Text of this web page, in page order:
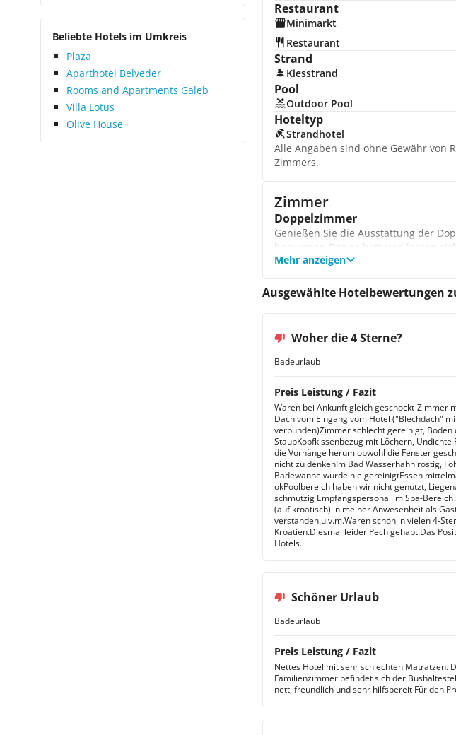
Beliebte Hotels im Umkreis
Plaza
Aparthotel Belveder
Rooms and Apartments Galeb
Villa Lotus
Olive House
Restaurant
Minimarkt
Restaurant
Strand
Kiesstrand
Pool
Outdoor Pool
Hoteltyp
Strandhotel
Alle Angaben sind ohne Gewähr von
Zimmers.
Zimmer
Doppelzimmer
Genießen Sie die Ausstattung der
bequemen Doppelbett und lassen
Familienzimmer
Relaxen oder genießen die schöne
Mehr anzeigen
Ausgewählte Hotelbewertungen
Woher die 4 Sterne?
Badeurlaub
Preis Leistung / Fazit
Waren bei Ankunft gleich geschockt-Zimmer
Dach vom Eingang vom Hotel ("Blechdach"
verbunden)Zimmer schlecht gereinigt, Boden
StaubKopfkissenbezug mit Löchern,
die Vorhänge herum obwohl die Fenster
nicht zu denkenIm Bad Wasserhahn rostig,
Badewanne wurde nie gereinigtEssen
okPoolbereich haben wir nicht genutzt,
schmutzig Empfangspersonal im Spa-
(auf kroatisch) in meiner Anwesenheit als
verstanden.u.v.m.Waren schon in vielen 4-
Kroatien.Diesmal leider Pech gehabt.Das
Hotels.
Schöner Urlaub
Badeurlaub
Preis Leistung / Fazit
Nettes Hotel mit sehr schlechten Matratzen.
Familienzimmer befindet sich der
nett, freundlich und sehr hilfsbereit Für den